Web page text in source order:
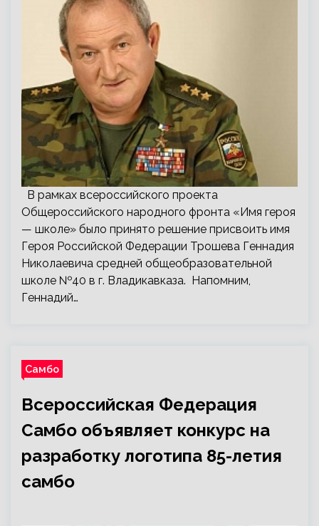
В рамках всероссийского проекта
Общероссийского народного фронта «Имя героя
— школе» было принято решение присвоить имя
Героя Российской Федерации Трошева Геннадия
Николаевича средней общеобразовательной
школе №40 в г. Владикавказа. Напомним,
Геннадий…
Самбо
Всероссийская Федерация
Самбо объявляет конкурс на
разработку логотипа 85-летия
самбо